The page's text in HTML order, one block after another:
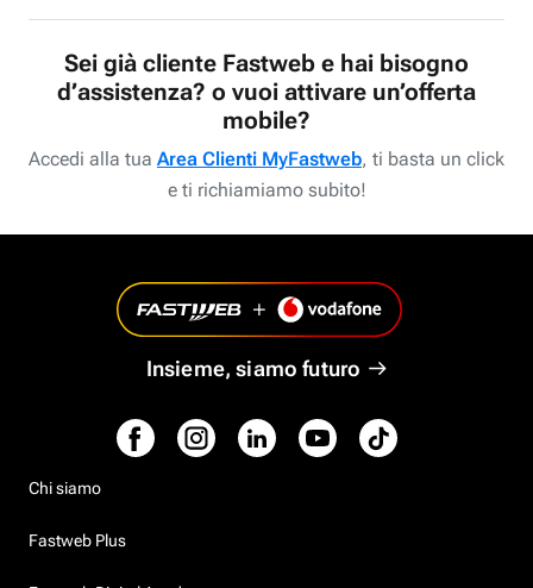
Sei già cliente Fastweb e hai bisogno
d’assistenza? o vuoi attivare un’offerta
mobile?
Accedi alla tua Area Clienti MyFastweb, ti basta un click
e ti richiamiamo subito!
Insieme, siamo futuro
Chi siamo
Fastweb Plus